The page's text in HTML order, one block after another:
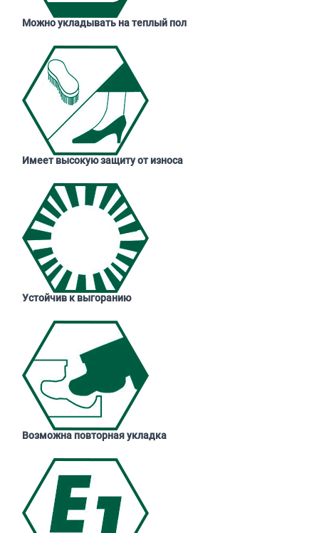
Можно укладывать на теплый пол
Имеет высокую защиту от износа
Устойчив к выгоранию
Возможна повторная укладка